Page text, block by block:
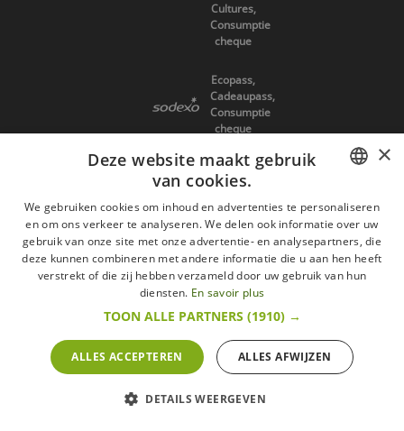
Cultures,
Consumptie
cheque
Ecopass,
Cadeaupass,
Consumptie
cheque
Ecocheques,
Cadeaucheques
Verzending
FRENCH
ENGLISH
×
Deze website maakt gebruik
van cookies.
We gebruiken cookies om inhoud en advertenties te personaliseren
en om ons verkeer te analyseren. We delen ook informatie over uw
gebruik van onze site met onze advertentie- en analysepartners, die
deze kunnen combineren met andere informatie die u aan hen heeft
verstrekt of die zij hebben verzameld door uw gebruik van hun
diensten. En savoir plus
TOON ALLE PARTNERS (1910) →
ALLES ACCEPTEREN ALLES AFWIJZEN
DETAILS WEERGEVEN